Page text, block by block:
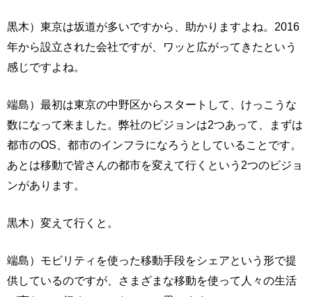
黒木）東京は坂道が多いですから、助かりますよね。2016
年から設立された会社ですが、ワッと広がってきたという
感じですよね。
端島）最初は東京の中野区からスタートして、けっこうな
数になって来ました。弊社のビジョンは2つあって、まずは
都市のOS、都市のインフラになろうとしていることです。
あとは移動で皆さんの都市を変えて行くという2つのビジョ
ンがあります。
黒木）変えて行くと。
端島）モビリティを使った移動手段をシェアという形で提
供しているのですが、さまざまな移動を使って人々の生活